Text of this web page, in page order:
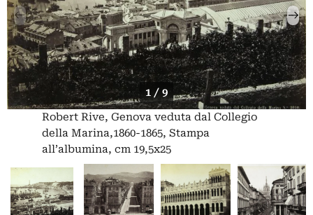
1 / 9
Robert Rive, Genova veduta dal Collegio
della Marina,1860-1865, Stampa
all’albumina, cm 19,5x25